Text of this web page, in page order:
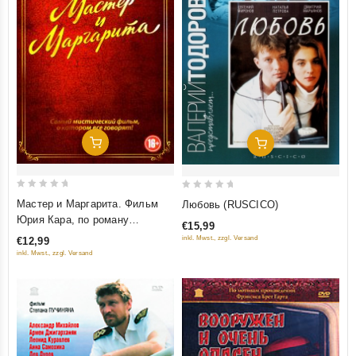
Добавить В Корзину
5
Мастер и Маргарита. Фильм
Юрия Кара, по роману
Михаила Булгакова
€12,99
inkl. Mwst., zzgl. Versand
Добавить В Корзину
of
Любовь (RUSCICO)
€15,99
inkl. Mwst., zzgl. Versand